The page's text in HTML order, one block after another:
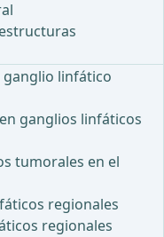
linfático
ganglios linfáticos
tumorales en el
regionales
regionales